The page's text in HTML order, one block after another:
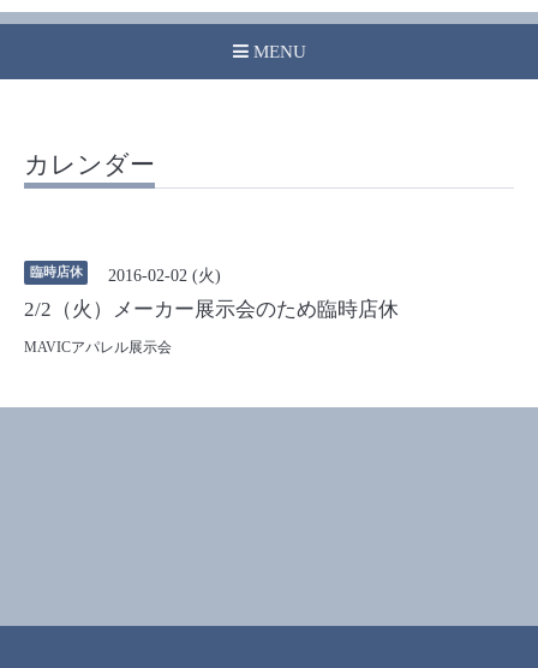
MENU
カレンダー
臨時店休 2016-02-02 (火)
2/2（火）メーカー展示会のため臨時店休
MAVICアパレル展示会